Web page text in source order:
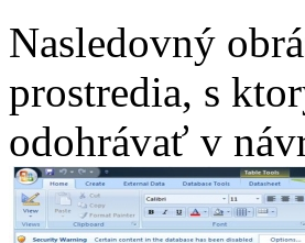
Nasledovný
prostredia, s
odohrávať v